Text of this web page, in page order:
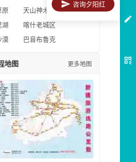
原
天山神木园
湖
喀什老城区
漠
巴音布鲁克
地图 更多地图
咨询夕阳红